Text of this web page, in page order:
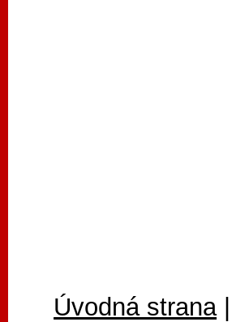
Úvodná strana|